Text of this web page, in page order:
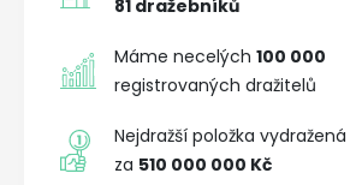
81 dražebníků
Máme necelých 100 000
registrovaných dražitelů
Nejdražší položka vydražená
za 510 000 000 Kč